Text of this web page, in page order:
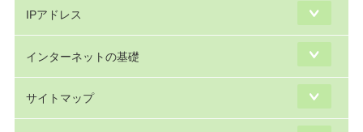
IPアドレス
インターネットの基礎
サイトマップ